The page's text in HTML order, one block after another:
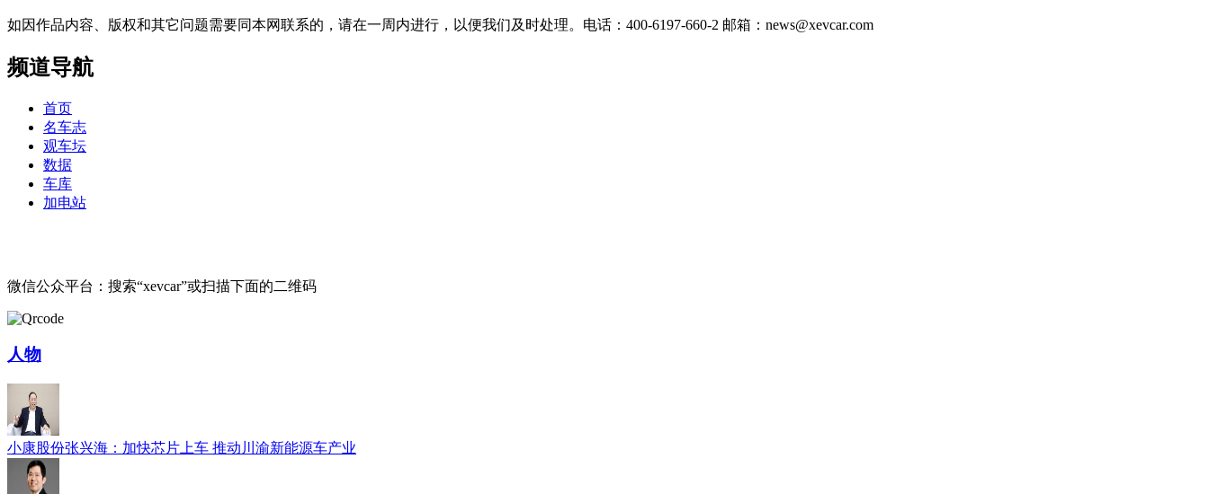
如因作品内容、版权和其它问题需要同本网联系的，请在一周内进行，以便我们及时处理。电话：400-6197-660-2 邮箱：news@xevcar.com
频道导航
首页
名车志
观车坛
数据
车库
加电站
微信公众平台：搜索“xevcar”或扫描下面的二维码
人物
小康股份张兴海：加快芯片上车 推动川渝新能源车产业